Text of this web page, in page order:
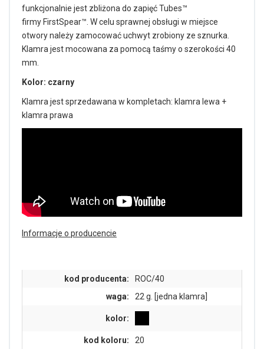
funkcjonalnie jest zbliżona do zapięć Tubes™
firmy FirstSpear™. W celu sprawnej obsługi w miejsce
otwory należy zamocować uchwyt zrobiony ze sznurka.
Klamra jest mocowana za pomocą taśmy o szerokości 40
mm.
Kolor: czarny
Klamra jest sprzedawana w kompletach: klamra lewa +
klamra prawa
Informacje o producencie
kod producenta:
ROC/40
waga:
22 g. [jedna klamra]
kolor:
kod koloru:
20